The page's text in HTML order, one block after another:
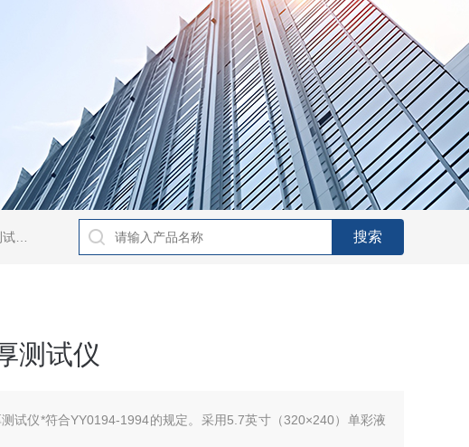
仪
测试仪
试仪*符合YY0194-1994的规定。采用5.7英寸（320×240）单彩液